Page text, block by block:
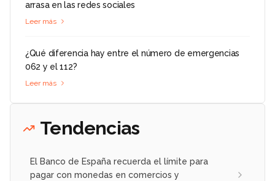
arrasa en las redes sociales
Leer más
¿Qué diferencia hay entre el número de emergencias
062 y el 112?
Leer más
Tendencias
El Banco de España recuerda el límite para
pagar con monedas en comercios y